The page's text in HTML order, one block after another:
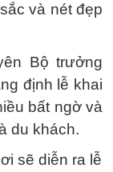
và nét đẹp
Bộ trưởng
định lễ khai
bất ngờ và
du khách.